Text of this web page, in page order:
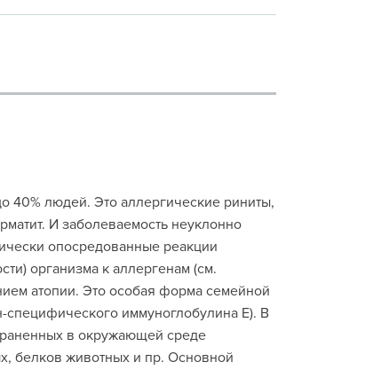
40% людей. Это аллергические риниты,
И заболеваемость неуклонно
опосредованные реакции
организма к аллергенам (см.
атопии. Это особая форма семейной
специфического иммуноглобулина Е). В
в окружающей среде
белков животных и пр. Основной